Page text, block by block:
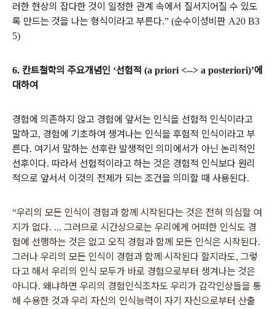
러한 현상의 잡다한 것이 일정한 관계 속에서 질서지어질 수 있도
록 만드는 것을 나는 형식이라고 부른다.” (순수이성비판 A20 B3
5)
6. 칸트철학의 주요개념인 ‘선험적 (a priori <--> a posteriori)’에
대하여
경험에 의존하지 않고 경험에 앞서는 인식을 선험적 인식이라고
말하고, 경험에 기초하여 생겨나는 인식을 후험적 인식이라고 부
른다. 여기서 말하는 선후란 발생적인 의미에서가 아닌 논리적인
선후이다. 따라서 선험적이라고 하는 것은 경험적 인식보다 원리
적으로 앞서서 이것의 전제가 되는 조건을 의미할 때 사용된다.
“우리의 모든 인식이 경험과 함께 시작된다는 것은 전혀 의심할 여
지가 없다. … 그러므로 시간상으로는 우리에게 어떠한 인식도 경
험에 선행하는 것은 없고 오직 경험과 함께 모든 인식은 시작된다.
그러나 우리의 모든 인식이 경험과 함께 시작된다 할지라도, 그렇
다고 해서 우리의 인식 모두가 바로 경험으로부터 생겨나는 것은
아니다. 왜냐하면 우리의 경험인식조차도 우리가 감각인상들을 통
해 수용한 것과 우리 자신의 인식능력이 자기 자신으로부터 산출